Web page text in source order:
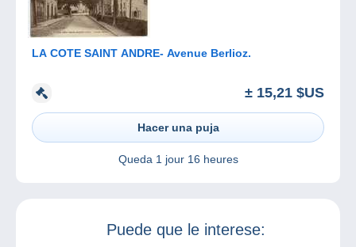
LA COTE SAINT ANDRE- Avenue Berlioz.
± 15,21 $US
Hacer una puja
Queda 1 jour 16 heures
Puede que le interese: